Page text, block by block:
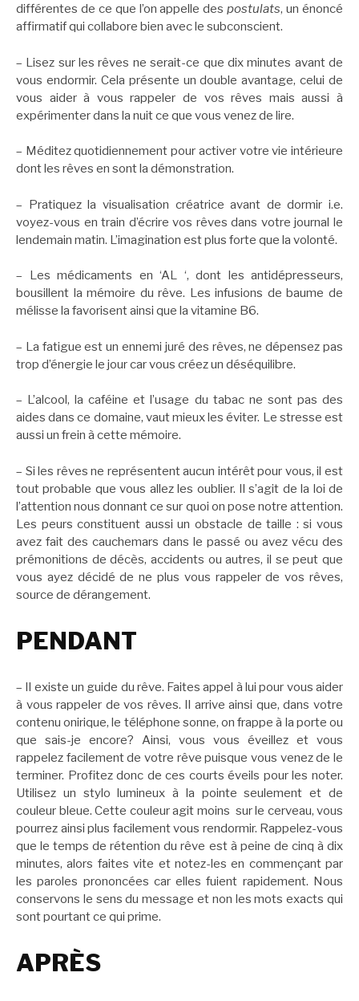
différentes de ce que l’on appelle despostulats, un énoncé
affirmatif qui collabore bien avec le subconscient.
– Lisez sur les rêves ne serait-ce que dix minutes avant de
vous endormir. Cela présente un double avantage, celui de
vous aider à vous rappeler de vos rêves mais aussi à
expérimenter dans la nuit ce que vous venez de lire.
– Méditez quotidiennement pour activer votre vie intérieure
dont les rêves en sont la démonstration.
– Pratiquez la visualisation créatrice avant de dormir i.e.
voyez-vous en train d’écrire vos rêves dans votre journal le
lendemain matin. L’imagination est plus forte que la volonté.
– Les médicaments en ‘AL ‘, dont les antidépresseurs,
bousillent la mémoire du rêve. Les infusions de baume de
mélisse la favorisent ainsi que la vitamine B6.
– La fatigue est un ennemi juré des rêves, ne dépensez pas
trop d’énergie le jour car vous créez un déséquilibre.
– L’alcool, la caféine et l’usage du tabac ne sont pas des
aides dans ce domaine, vaut mieux les éviter. Le stresse est
aussi un frein à cette mémoire.
– Si les rêves ne représentent aucun intérêt pour vous, il est
tout probable que vous allez les oublier. Il s’agit de la loi de
l’attention nous donnant ce sur quoi on pose notre attention.
Les peurs constituent aussi un obstacle de taille : si vous
avez fait des cauchemars dans le passé ou avez vécu des
prémonitions de décès, accidents ou autres, il se peut que
vous ayez décidé de ne plus vous rappeler de vos rêves,
source de dérangement.
PENDANT
– Il existe un guide du rêve. Faites appel à lui pour vous aider
à vous rappeler de vos rêves. Il arrive ainsi que, dans votre
contenu onirique, le téléphone sonne, on frappe à la porte ou
que sais-je encore? Ainsi, vous vous éveillez et vous
rappelez facilement de votre rêve puisque vous venez de le
terminer. Profitez donc de ces courts éveils pour les noter.
Utilisez un stylo lumineux à la pointe seulement et de
couleur bleue. Cette couleur agit moins sur le cerveau, vous
pourrez ainsi plus facilement vous rendormir. Rappelez-vous
que le temps de rétention du rêve est à peine de cinq à dix
minutes, alors faites vite et notez-les en commençant par
les paroles prononcées car elles fuient rapidement. Nous
conservons le sens du message et non les mots exacts qui
sont pourtant ce qui prime.
APRÈS